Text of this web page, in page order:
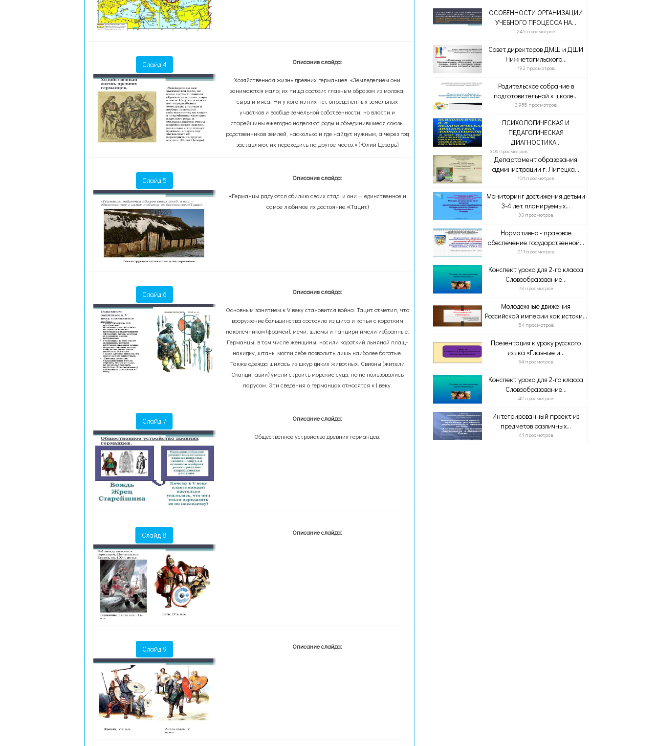
Слайд 4 Описание слайда:
Хозяйственная жизнь древних германцев. «Земледелием они
занимаются мало; их пища состоит главным образом из молока,
сыра и мяса. Ни у кого из них нет определённых земельных
участков и вообще земельной собственности; но власти и
старейшины ежегодно наделяют роды и объединившиеся союзы
родственников землей, насколько и где найдут нужным, а через год
заставляют их переходить на другое место.» (Юлий Цезарь)
Слайд 5 Описание слайда:
«Германцы радуются обилию своих стад, и они — единственное и
самое любимое их достояние.»(Тацит)
Слайд 6 Описание слайда:
Основным занятием к V веку становится война. Тацит отметил, что
вооружение большинства состояло из щита и копья с коротким
наконечником (фрамеи); мечи, шлемы и панцири имели избранные.
Германцы, в том числе женщины, носили короткий льняной плащ-
накидку, штаны могли себе позволить лишь наиболее богатые.
Также одежда шилась из шкур диких животных. Свионы (жители
Скандинавии) умели строить морские суда, но не пользовались
парусом. Эти сведения о германцах относятся к I веку.
Слайд 7 Описание слайда:
Общественное устройство древних германцев.
Слайд 8 Описание слайда:
Слайд 9 Описание слайда:
ОСОБЕННОСТИ ОРГАНИЗАЦИИ
УЧЕБНОГО ПРОЦЕССА НА...
245 просмотров
Совет директоров ДМШ и ДШИ
Нижнетагильского...
192 просмотров
Родительское собрание в
подготовительной к школе...
3 985 просмотров
ПСИХОЛОГИЧЕСКАЯ И
ПЕДАГОГИЧЕСКАЯ
ДИАГНОСТИКА...
306 просмотров
Департамент образования
администрации г. Липецка...
101 просмотров
Мониторинг достижения детьми
3-4 лет планируемых...
33 просмотров
Нормативно - правовое
обеспечение государственной...
211 просмотров
Конспект урока для 2-го класса
Словообразование...
73 просмотров
Молодежные движения
Российской империи как истоки...
54 просмотров
Презентация к уроку русского
языка «Главные и...
64 просмотров
Конспект урока для 2-го класса
Словообразование...
42 просмотров
Интегрированный проект из
предметов различных...
41 просмотров